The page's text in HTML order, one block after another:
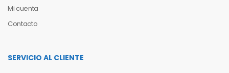
Mi cuenta
Contacto
SERVICIO AL CLIENTE